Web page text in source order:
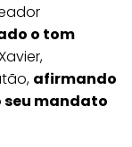
o tom
afirmando
seu mandato